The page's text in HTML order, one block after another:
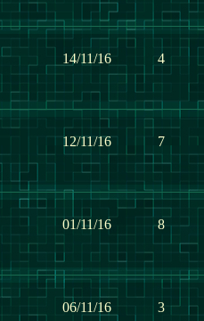
14/11/16 4
12/11/16 7
01/11/16 8
06/11/16 3